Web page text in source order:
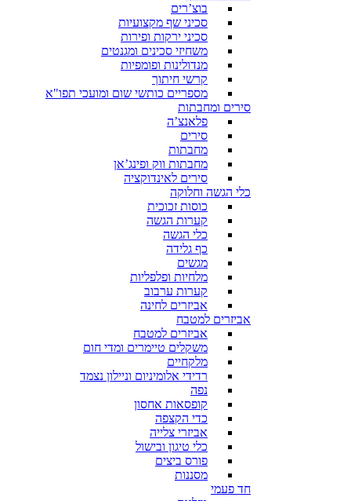
בוצ’רים
סכיני שף מקצועיות
סכיני ירקות ופירות
משחיזי סכינים ומגנטים
מנדולינות ופומפיות
קרשי חיתוך
מספריים כותשי שום ומועכי תפו"א
סירים ומחבתות
פלאנצ’ה
סירים
מחבתות
מחבתות ווק ופינג’אן
סירים לאינדוקציה
כלי הגשה וחלוקה
כוסות זכוכית
קערות הגשה
כלי הגשה
כף גלידה
מגשים
מלחיות ופלפליות
קערות ערבוב
אביזרים לחינה
אביזרים למטבח
אביזרים למטבח
משקלים טיימרים ומדי חום
מלקחיים
רדידי אלומיניום וניילון נצמד
נפה
קופסאות אחסון
כדי הקצפה
אביזרי צלייה
כלי טיגון ובישול
פורס ביצים
מסננות
חד פעמי